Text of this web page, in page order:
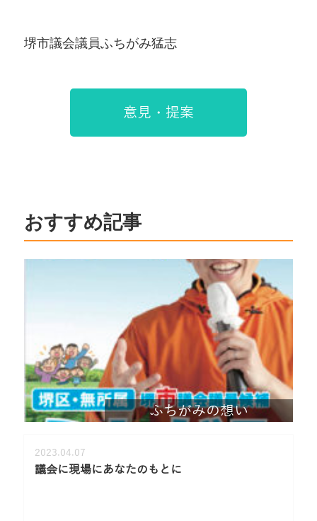
堺市議会議員ふちがみ猛志
意見・提案
おすすめ記事
ふちがみの想い
2023.04.07
議会に現場にあなたのもとに